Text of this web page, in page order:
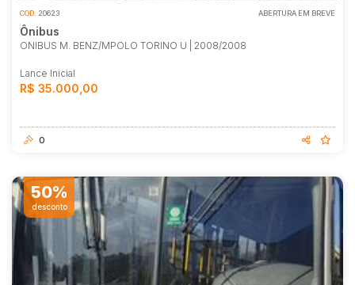
COD. 20623 ABERTURA EM BREVE
Ônibus
ONIBUS M. BENZ/MPOLO TORINO U | 2008/2008
Lance Inicial
R$ 35.000,00
0
50%
desconto